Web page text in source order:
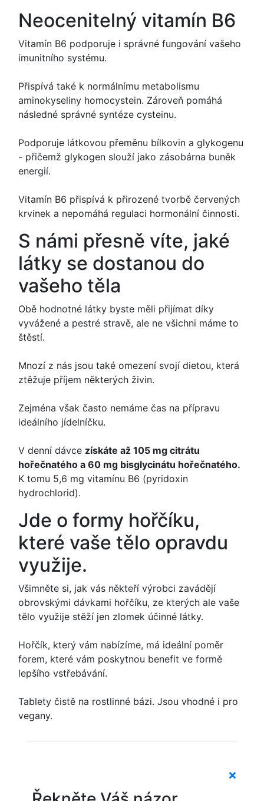
Neocenitelný vitamín B6
Vitamín B6 podporuje i správné fungování vašeho
imunitního systému.
Přispívá také k normálnímu metabolismu
aminokyseliny homocystein. Zároveň pomáhá
následné správné syntéze cysteinu.
Podporuje látkovou přeměnu bílkovin a glykogenu
- přičemž glykogen slouží jako zásobárna buněk
energií.
Vitamín B6 přispívá k přirozené tvorbě červených
krvinek a nepomáhá regulaci hormonální činnosti.
S námi přesně víte, jaké
látky se dostanou do
vašeho těla
Obě hodnotné látky byste měli přijímat díky
vyvážené a pestré stravě, ale ne všichni máme to
štěstí.
Mnozí z nás jsou také omezení svojí dietou, která
ztěžuje příjem některých živin.
Zejména však často nemáme čas na přípravu
ideálního jídelníčku.
V denní dávce získáte až 105 mg citrátu
hořečnatého a 60 mg bisglycinátu hořečnatého.
K tomu 5,6 mg vitamínu B6 (pyridoxin
hydrochlorid).
Jde o formy hořčíku,
které vaše tělo opravdu
využije.
Všimněte si, jak vás někteří výrobci zavádějí
obrovskými dávkami hořčíku, ze kterých ale vaše
tělo využije stěží jen zlomek účinné látky.
Hořčík, který vám nabízíme, má ideální poměr
forem, které vám poskytnou benefit ve formě
lepšího vstřebávání.
Tablety čistě na rostlinné bázi. Jsou vhodné i pro
vegany.